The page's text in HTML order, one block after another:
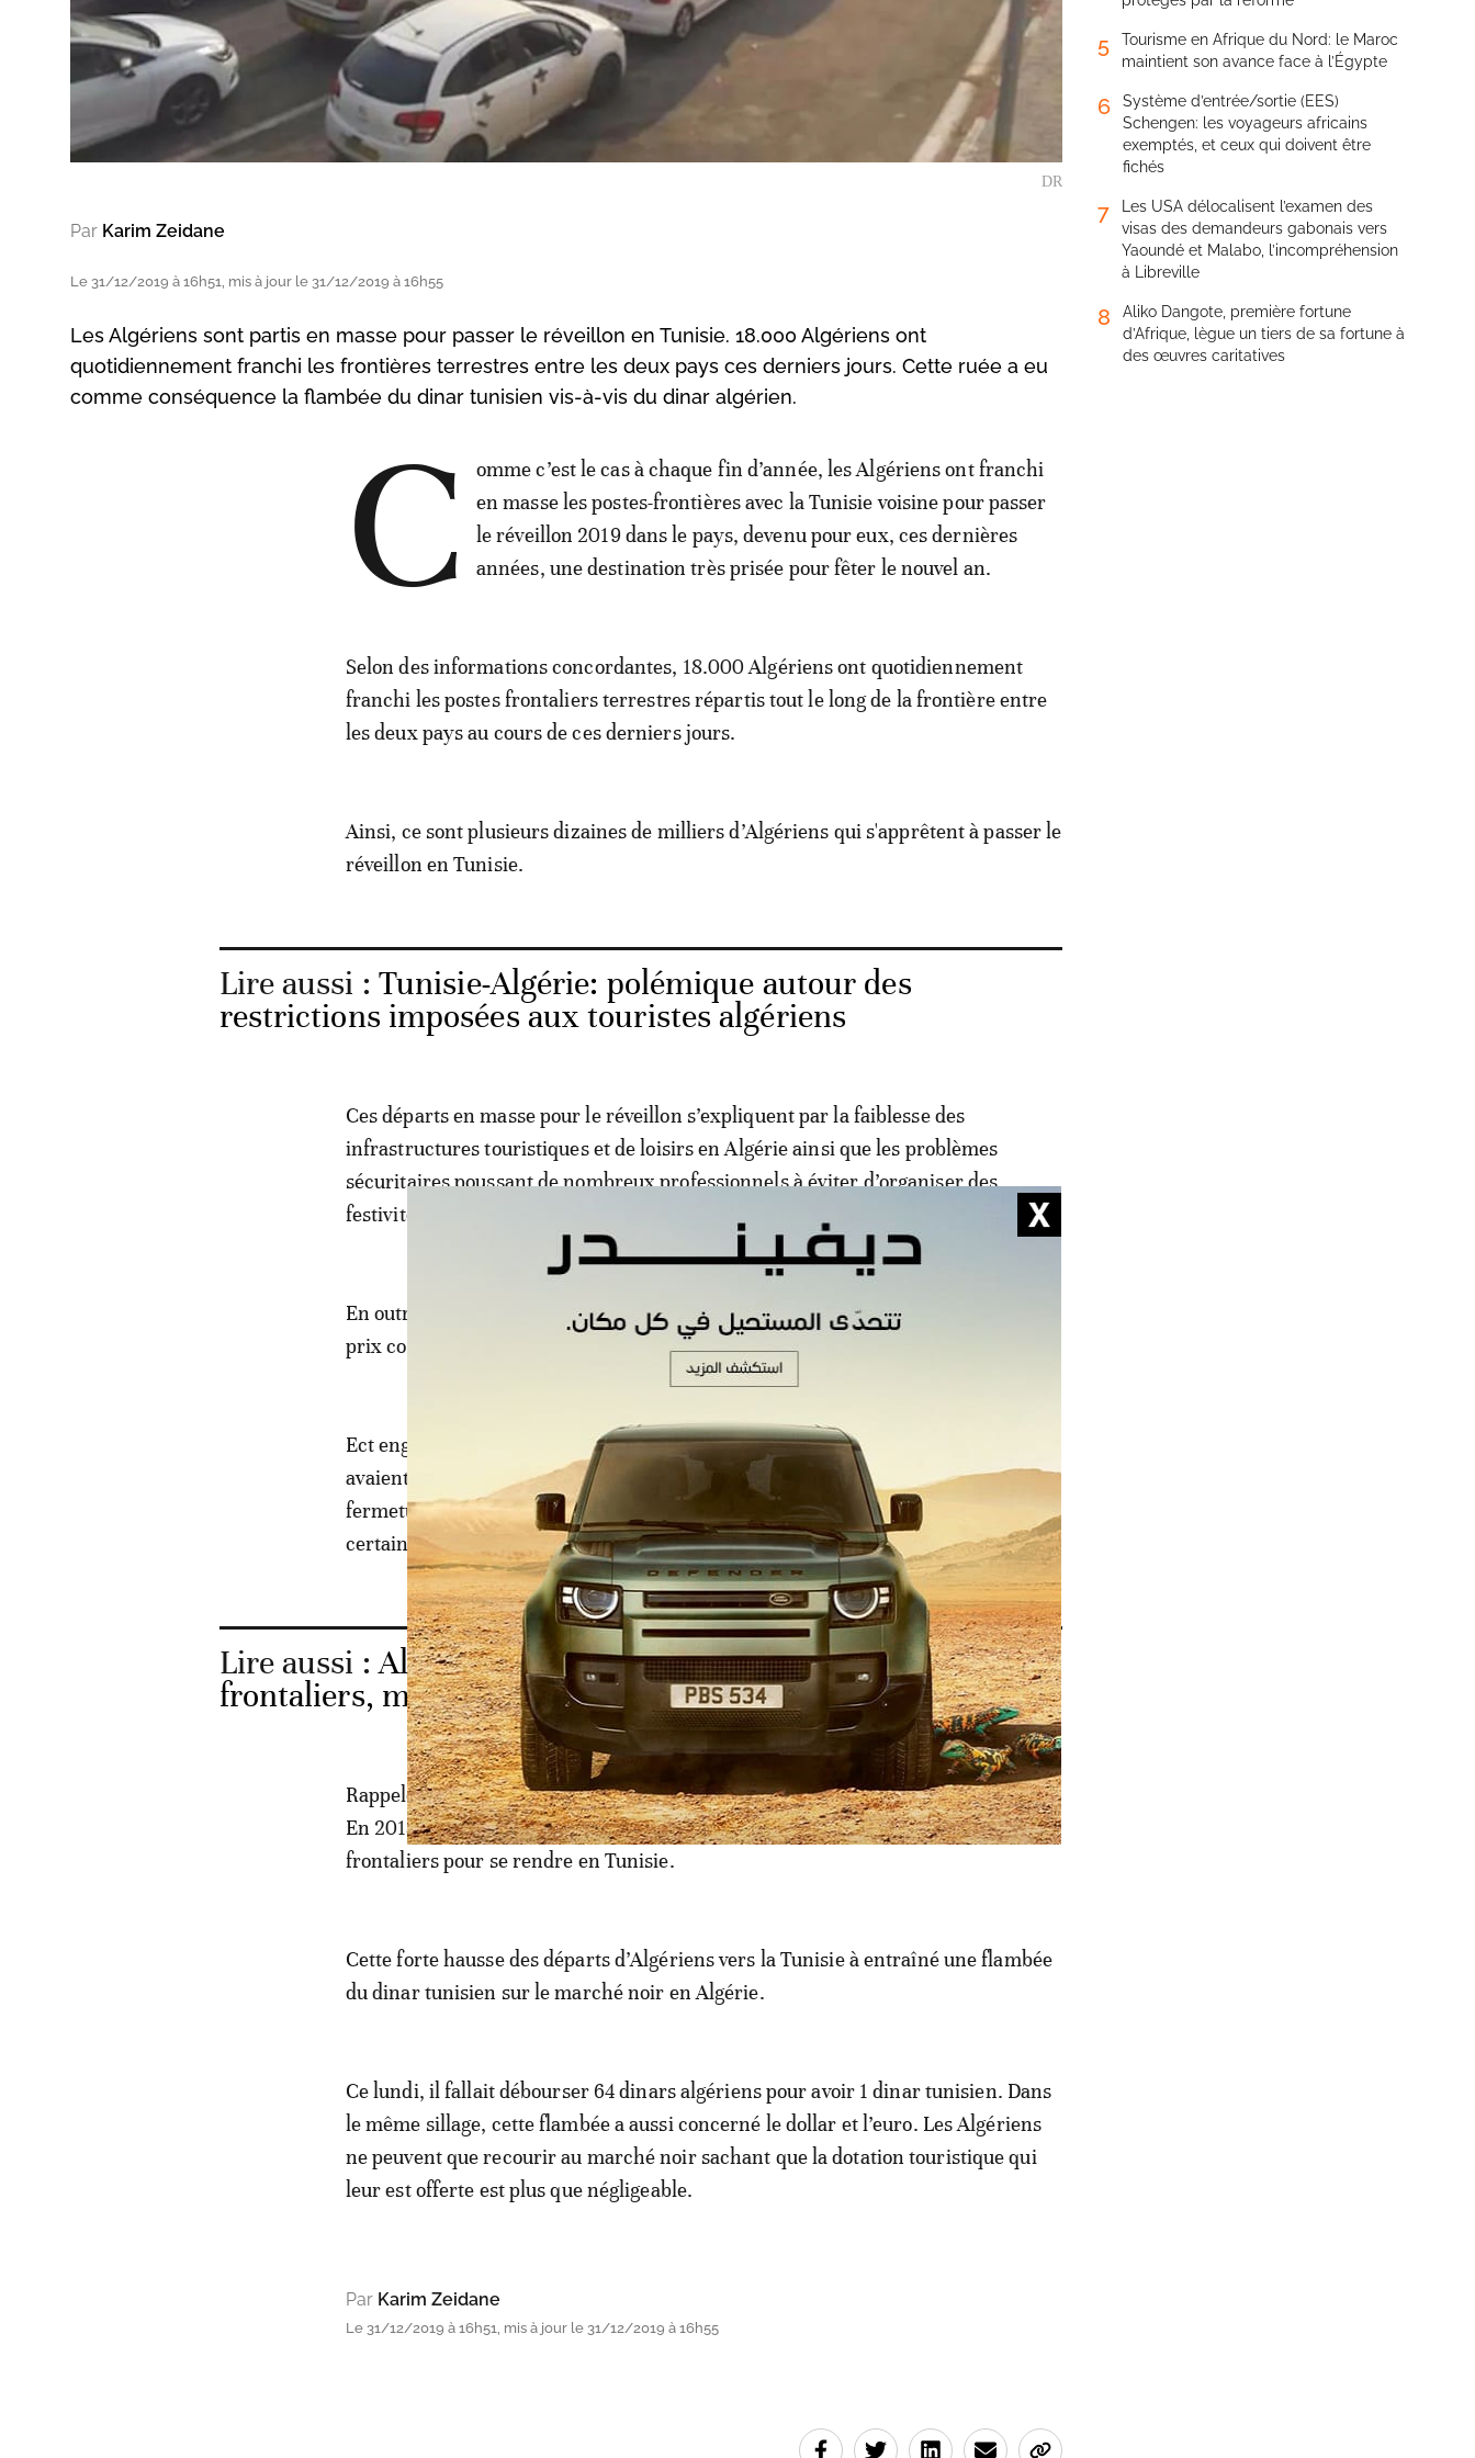
DR
Par Karim Zeidane
Le 31/12/2019 à 16h51, mis à jour le 31/12/2019 à 16h55
Les Algériens sont partis en masse pour passer le réveillon en Tunisie. 18.000 Algériens ont
quotidiennement franchi les frontières terrestres entre les deux pays ces derniers jours. Cette ruée a eu
comme conséquence la flambée du dinar tunisien vis-à-vis du dinar algérien.
C
omme c’est le cas à chaque fin d’année, les Algériens ont franchi
en masse les postes-frontières avec la Tunisie voisine pour passer
le réveillon 2019 dans le pays, devenu pour eux, ces dernières
années, une destination très prisée pour fêter le nouvel an.
Selon des informations concordantes, 18.000 Algériens ont quotidiennement
franchi les postes frontaliers terrestres répartis tout le long de la frontière entre
les deux pays au cours de ces derniers jours.
Ainsi, ce sont plusieurs dizaines de milliers d’Algériens qui s'apprêtent à passer le
réveillon en Tunisie.
Lire aussi : Tunisie-Algérie: polémique autour des
restrictions imposées aux touristes algériens
Ces départs en masse pour le réveillon s’expliquent par la faiblesse des
infrastructures touristiques et de loisirs en Algérie ainsi que les problèmes
sécuritaires poussant de nombreux professionnels à éviter d’organiser des
festivités de fin d’année.
En outre, la destination Tunisie est considérée comme offrant un rapport qualité-
prix compétitif pour les Algériens.
Ect engouement s'explique aussi par le fait que de nombreux Algériens, qui
avaient prévu de passer leur réveillon en Turquie ont été pris de court par la
fermeture du Consulat, et le durcissement des conditions d’octroi de visas à
certaines catégories d’Algériens.
Lire aussi :Algérie-Tunisie: fermeture des postes
frontaliers, mais Tunis dément
Rappelons que l’Algérie est le premier pays émetteur de touristes vers la Tunisie.
En 2018, plus de 2,7 millions d’Algériens ont transité par ces quatre postes
frontaliers pour se rendre en Tunisie.
Cette forte hausse des départs d’Algériens vers la Tunisie à entraîné une flambée
du dinar tunisien sur le marché noir en Algérie.
Ce lundi, il fallait débourser 64 dinars algériens pour avoir 1 dinar tunisien. Dans
le même sillage, cette flambée a aussi concerné le dollar et l’euro. Les Algériens
ne peuvent que recourir au marché noir sachant que la dotation touristique qui
leur est offerte est plus que négligeable.
Par Karim Zeidane
Le 31/12/2019 à 16h51, mis à jour le 31/12/2019 à 16h55
5
Tourisme en Afrique du Nord: le Maroc
maintient son avance face à l’Égypte
6
Système d’entrée/sortie (EES)
Schengen: les voyageurs africains
exemptés, et ceux qui doivent être
fichés
7
Les USA délocalisent l’examen des
visas des demandeurs gabonais vers
Yaoundé et Malabo, l’incompréhension
à Libreville
8
Aliko Dangote, première fortune
d’Afrique, lègue un tiers de sa fortune à
des œuvres caritatives